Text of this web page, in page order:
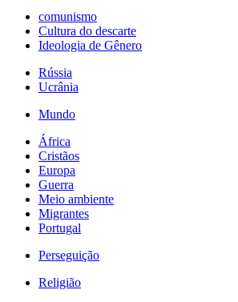
comunismo
Cultura do descarte
Ideologia de Gênero
Rússia
Ucrânia
Mundo
África
Cristãos
Europa
Guerra
Meio ambiente
Migrantes
Portugal
Perseguição
Religião